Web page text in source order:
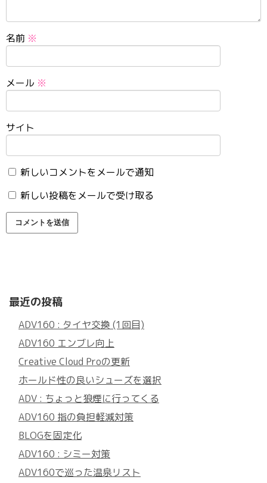
名前 ※
メール ※
サイト
新しいコメントをメールで通知
新しい投稿をメールで受け取る
最近の投稿
ADV160 : タイヤ交換 (1回目)
ADV160 エンブレ向上
Creative Cloud Proの更新
ホールド性の良いシューズを選択
ADV : ちょっと狼煙に行ってくる
ADV160 指の負担軽減対策
BLOGを固定化
ADV160 : シミー対策
ADV160で巡った温泉リスト